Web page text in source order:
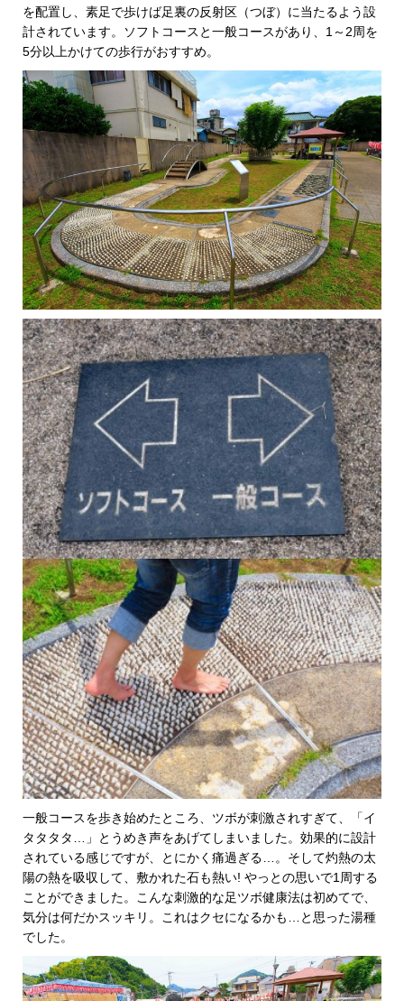
を配置し、素足で歩けば足裏の反射区（つぼ）に当たるよう設
計されています。ソフトコースと一般コースがあり、1～2周を
5分以上かけての歩行がおすすめ。
一般コースを歩き始めたところ、ツボが刺激されすぎて、「イ
タタタタ…」とうめき声をあげてしまいました。効果的に設計
されている感じですが、とにかく痛過ぎる…。そして灼熱の太
陽の熱を吸収して、敷かれた石も熱い! やっとの思いで1周する
ことができました。こんな刺激的な足ツボ健康法は初めてで、
気分は何だかスッキリ。これはクセになるかも…と思った湯種
でした。